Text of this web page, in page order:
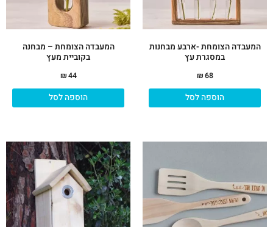
המעבדה הצומחת -ארבע מבחנות
במסגרת עץ
₪68
הוספה לסל
המעבדה הצומחת – מבחנה
בקוביית מעץ
₪44
הוספה לסל